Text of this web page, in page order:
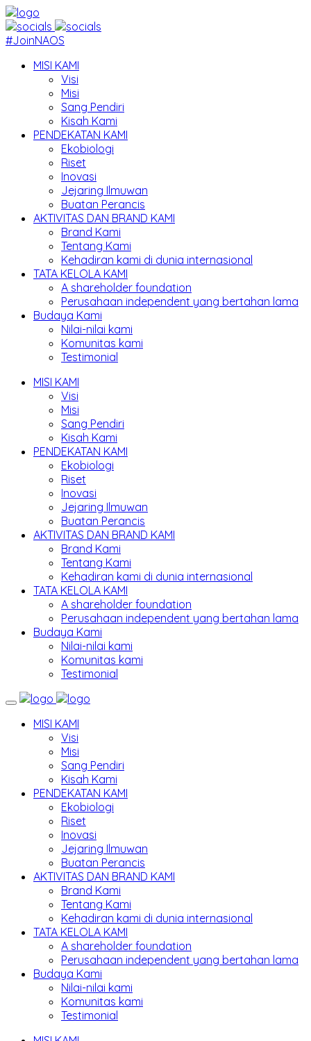
#JoinNAOS
MISI KAMI
Visi
Misi
Sang Pendiri
Kisah Kami
PENDEKATAN KAMI
Ekobiologi
Riset
Inovasi
Jejaring Ilmuwan
Buatan Perancis
AKTIVITAS DAN BRAND KAMI
Brand Kami
Tentang Kami
Kehadiran kami di dunia internasional
TATA KELOLA KAMI
A shareholder foundation
Perusahaan independent yang bertahan lama
Budaya Kami
Nilai-nilai kami
Komunitas kami
Testimonial
MISI KAMI
Visi
Misi
Sang Pendiri
Kisah Kami
PENDEKATAN KAMI
Ekobiologi
Riset
Inovasi
Jejaring Ilmuwan
Buatan Perancis
AKTIVITAS DAN BRAND KAMI
Brand Kami
Tentang Kami
Kehadiran kami di dunia internasional
TATA KELOLA KAMI
A shareholder foundation
Perusahaan independent yang bertahan lama
Budaya Kami
Nilai-nilai kami
Komunitas kami
Testimonial
MISI KAMI
Visi
Misi
Sang Pendiri
Kisah Kami
PENDEKATAN KAMI
Ekobiologi
Riset
Inovasi
Jejaring Ilmuwan
Buatan Perancis
AKTIVITAS DAN BRAND KAMI
Brand Kami
Tentang Kami
Kehadiran kami di dunia internasional
TATA KELOLA KAMI
A shareholder foundation
Perusahaan independent yang bertahan lama
Budaya Kami
Nilai-nilai kami
Komunitas kami
Testimonial